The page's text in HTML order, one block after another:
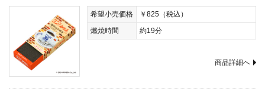
希望小売価格
￥825（税込）
燃焼時間
約19分
商品詳細へ